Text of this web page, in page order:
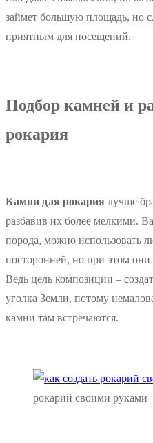
займет большую площадь, но
приятным для посещений.
Подбор камней и
рокария
Камни для рокария лучше
разбавив их более мелкими.
порода, можно использовать
посторонней, но при этом они
Ведь цель композиции –
уголка Земли, потому
камни там встречаются.
рокарий своими руками